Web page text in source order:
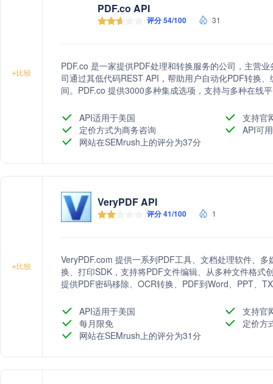
+比较
PDF.co API
评分 54/100 31
PDF.co 是一家提供PDF处理和转换服务的公司，主营
司通过其低代码REST API，帮助用户自动化PDF转换
间。PDF.co 提供3000多种集成选项，支持与多种在线
API适用于美国
支持官
定价方式为商务咨询
API可
网站在SEMrush上的评分为37分
+比较
VeryPDF API
评分 41/100 1
VeryPDF.com 提供一系列PDF工具、文档处理软件、
换、打印SDK，支持将PDF文件编辑、从多种文件格式
提供PDF密码移除、OCR转换、PDF到Word、PPT、
同用户的PDF处理需求。
API适用于美国
支持官
每月限免
定价方
网站在SEMrush上的评分为31分